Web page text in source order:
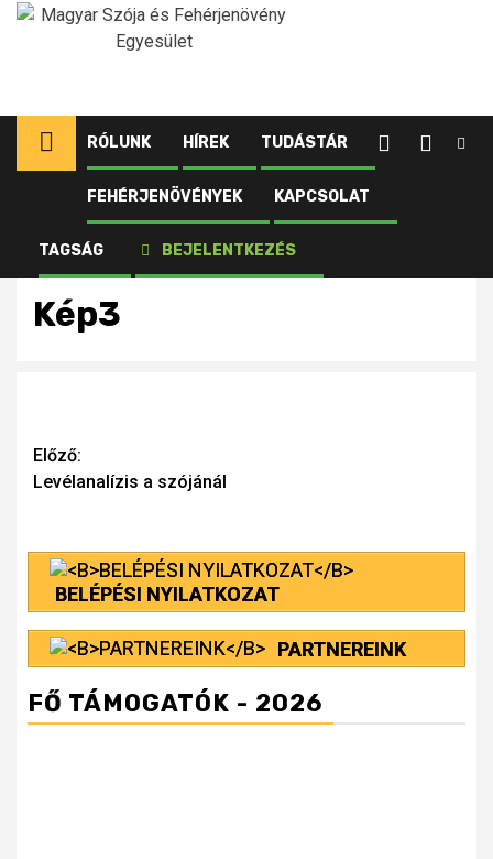
Ugrás
RÓLUNK HÍREK TUDÁSTÁR
FEHÉRJENÖVÉNYEK KAPCSOLAT
TAGSÁG BEJELENTKEZÉS
Kezdőlap
Újdonságok tagjainknak
Kép3
Continue
Reading
Előző:
Levélanalízis a szójánál
BELÉPÉSI NYILATKOZAT
PARTNEREINK
FŐ TÁMOGATÓK - 2026